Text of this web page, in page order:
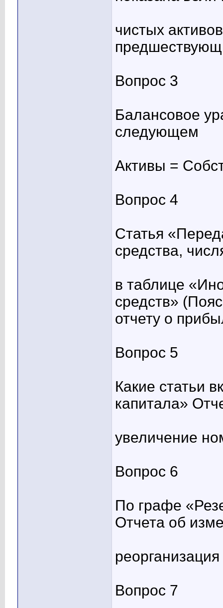
чистых
Вопрос 3
Балансовое
следующем
Активы =
Вопрос 4
Статья
средства,
в таблице
средств»
отчету о
Вопрос 5
Какие статьи
капитала»
увеличение
Вопрос 6
По графе
Отчета об
Вопрос 7